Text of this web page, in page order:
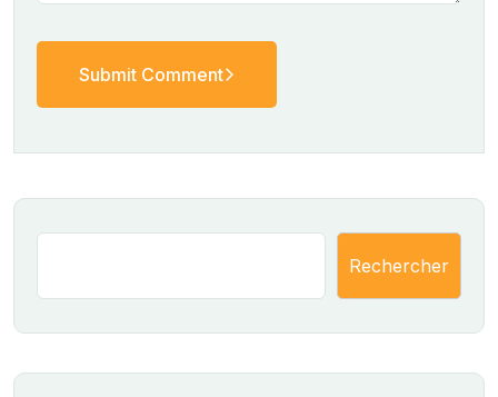
Submit Comment
Rechercher